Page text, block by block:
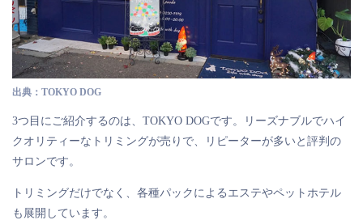
出典：TOKYO DOG
3つ目にご紹介するのは、TOKYO DOGです。リーズナブルでハイ
クオリティーなトリミングが売りで、リピーターが多いと評判の
サロンです。
トリミングだけでなく、各種パックによるエステやペットホテル
も展開しています。